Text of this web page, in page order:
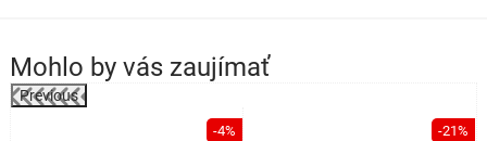
Mohlo by vás zaujímať
Previous
-4% -21%